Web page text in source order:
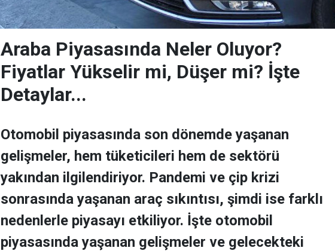
Araba Piyasasında Neler Oluyor?
Fiyatlar Yükselir mi, Düşer mi? İşte
Detaylar...
Otomobil piyasasında son dönemde yaşanan
gelişmeler, hem tüketicileri hem de sektörü
yakından ilgilendiriyor. Pandemi ve çip krizi
sonrasında yaşanan araç sıkıntısı, şimdi ise farklı
nedenlerle piyasayı etkiliyor. İşte otomobil
piyasasında yaşanan gelişmeler ve gelecekteki